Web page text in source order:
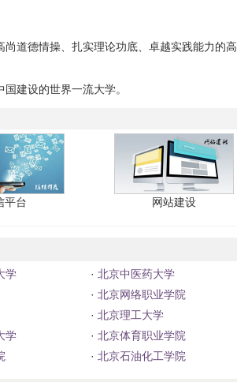
道德情操、扎实理论功底、卓越实践能力的
建设的世界一流大学。
平台 网站建设
学 · 北京中医药大学
· 北京网络职业学院
· 北京理工大学
学 · 北京体育职业学院
· 北京石油化工学院